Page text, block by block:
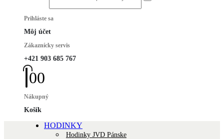
Prihláste sa
Môj účet
Zákaznícky servis
+421 903 685 767
00
Nákupný
Košík
HODINKY
Hodinky JVD Pánske